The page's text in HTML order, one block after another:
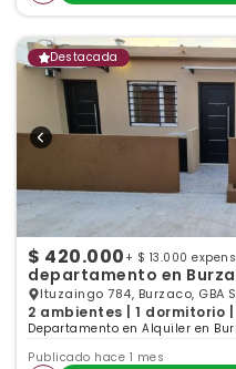
Destacada
$ 420.000 + $ 13.000
departamento en
Ituzaingo 784, Burzaco, GBA
2 ambientes | 1 dormitorio |
Departamento en Alquiler en
Publicado hace 1 mes